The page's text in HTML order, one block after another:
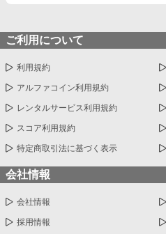
ご利用について
利用規約
アルファコイン利用規約
レンタルサービス利用規約
スコア利用規約
特定商取引法に基づく表示
会社情報
会社情報
採用情報